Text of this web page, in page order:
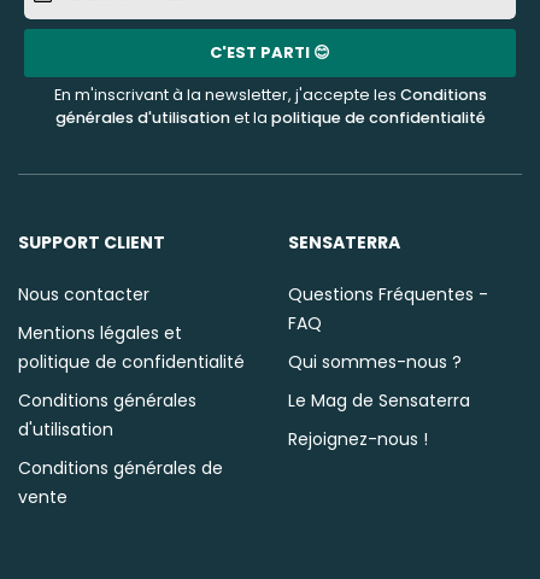
e-
mail
C'EST PARTI 😊
En m'inscrivant à la newsletter, j'accepte les Conditions
générales d'utilisationet la politique de confidentialité
SUPPORT CLIENT
Nous contacter
Mentions légales et
politique de confidentialité
Conditions générales
d'utilisation
Conditions générales de
vente
SENSATERRA
Questions Fréquentes -
FAQ
Qui sommes-nous ?
Le Mag de Sensaterra
Rejoignez-nous !